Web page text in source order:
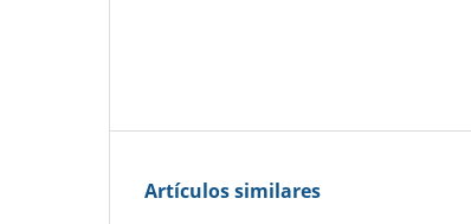
Artículos similares